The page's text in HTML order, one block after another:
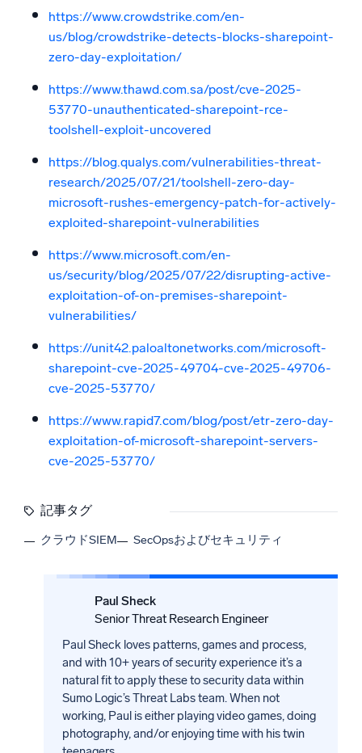
https://www.crowdstrike.com/en-
us/blog/crowdstrike-detects-blocks-sharepoint-
zero-day-exploitation/
https://www.thawd.com.sa/post/cve-2025-
53770-unauthenticated-sharepoint-rce-
toolshell-exploit-uncovered
https://blog.qualys.com/vulnerabilities-threat-
research/2025/07/21/toolshell-zero-day-
microsoft-rushes-emergency-patch-for-actively-
exploited-sharepoint-vulnerabilities
https://www.microsoft.com/en-
us/security/blog/2025/07/22/disrupting-active-
exploitation-of-on-premises-sharepoint-
vulnerabilities/
https://unit42.paloaltonetworks.com/microsoft-
sharepoint-cve-2025-49704-cve-2025-49706-
cve-2025-53770/
https://www.rapid7.com/blog/post/etr-zero-day-
exploitation-of-microsoft-sharepoint-servers-
cve-2025-53770/
記事タグ
クラウドSIEM SecOpsおよびセキュリティ
Paul Sheck
Senior Threat Research Engineer
Paul Sheck loves patterns, games and process,
and with 10+ years of security experience it’s a
natural fit to apply these to security data within
Sumo Logic’s Threat Labs team. When not
working, Paul is either playing video games, doing
photography, and/or enjoying time with his twin